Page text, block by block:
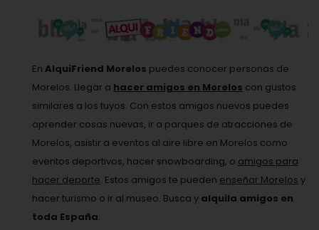
En AlquiFriend Morelos puedes conocer personas de
Morelos. Llegar a hacer amigos en Morelos con gustos
similares a los tuyos. Con estos amigos nuevos puedes
aprender cosas nuevas, ir a parques de atracciones de
Morelos, asistir a eventos al aire libre en Morelos como
eventos deportivos, hacer snowboarding, o amigos para
hacer deporte. Estos amigos te pueden enseñar Morelos y
hacer turismo o ir al museo. Busca y alquila amigos en
toda España.